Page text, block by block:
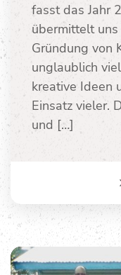
fasst das Jahr
übermittelt
Gründung von
unglaublich
kreative Ideen
Einsatz vieler.
und […]